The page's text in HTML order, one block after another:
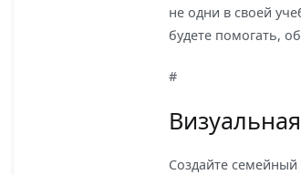
не одни в своей
будете помогать,
#
Создайте